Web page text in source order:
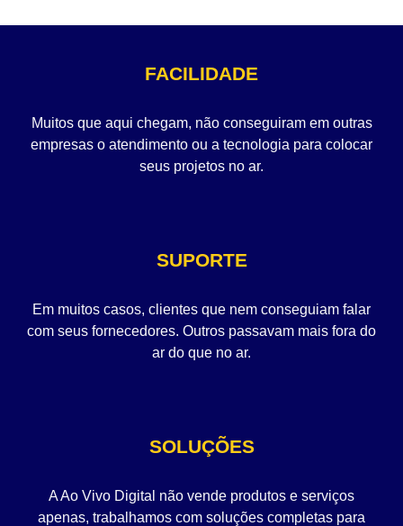
FACILIDADE
Muitos que aqui chegam, não conseguiram em outras
empresas o atendimento ou a tecnologia para colocar
seus projetos no ar.
SUPORTE
Em muitos casos, clientes que nem conseguiam falar
com seus fornecedores. Outros passavam mais fora do
ar do que no ar.
SOLUÇÕES
A Ao Vivo Digital não vende produtos e serviços
apenas, trabalhamos com soluções completas para